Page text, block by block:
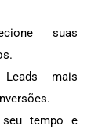
suas
mais
tempo e